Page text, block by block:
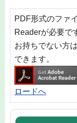
PDF形式のファ
Readerが必要で
お持ちでない方
できます。
ロードへ